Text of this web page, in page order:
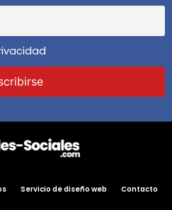
Servicio de diseño web Contacto